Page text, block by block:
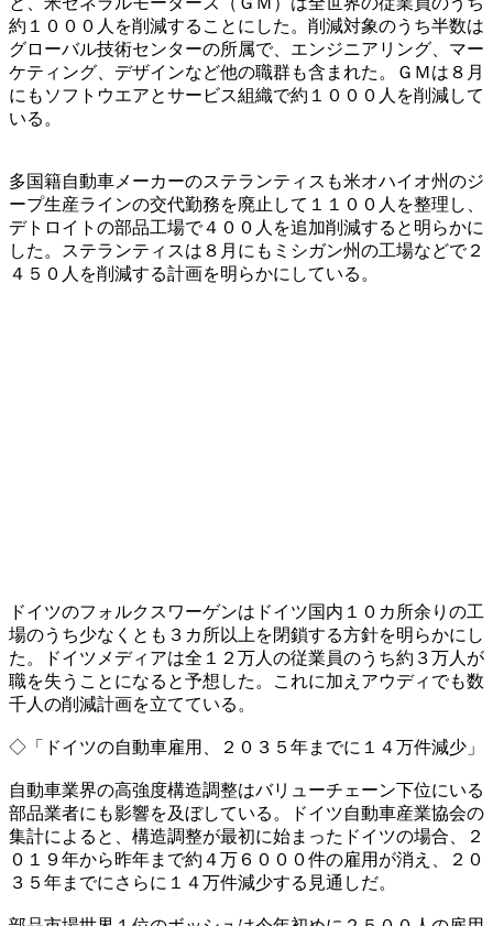
約１０００人を削減することにした。削減対象のうち半数は
グローバル技術センターの所属で、エンジニアリング、マー
ケティング、デザインなど他の職群も含まれた。ＧＭは８月
にもソフトウエアとサービス組織で約１０００人を削減して
いる。
多国籍自動車メーカーのステランティスも米オハイオ州のジ
ープ生産ラインの交代勤務を廃止して１１００人を整理し、
デトロイトの部品工場で４００人を追加削減すると明らかに
した。ステランティスは８月にもミシガン州の工場などで２
４５０人を削減する計画を明らかにしている。
ドイツのフォルクスワーゲンはドイツ国内１０カ所余りの工
場のうち少なくとも３カ所以上を閉鎖する方針を明らかにし
た。ドイツメディアは全１２万人の従業員のうち約３万人が
職を失うことになると予想した。これに加えアウディでも数
千人の削減計画を立てている。
◇「ドイツの自動車雇用、２０３５年までに１４万件減少」
自動車業界の高強度構造調整はバリューチェーン下位にいる
部品業者にも影響を及ぼしている。ドイツ自動車産業協会の
集計によると、構造調整が最初に始まったドイツの場合、２
０１９年から昨年まで約４万６０００件の雇用が消え、２０
３５年までにさらに１４万件減少する見通しだ。